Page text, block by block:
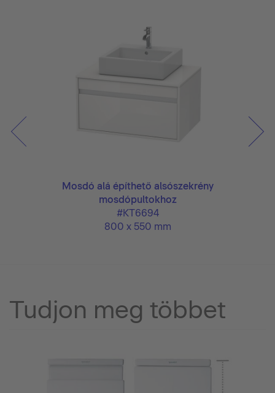
Mosdó alá építhető alsószekrény
mosdópultokhoz
#KT6694
800 x 550 mm
Tudjon meg többet